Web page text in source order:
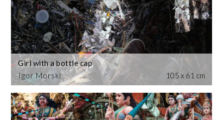
Igor Morski
Girl with a bottle cap
105 x 61 cm